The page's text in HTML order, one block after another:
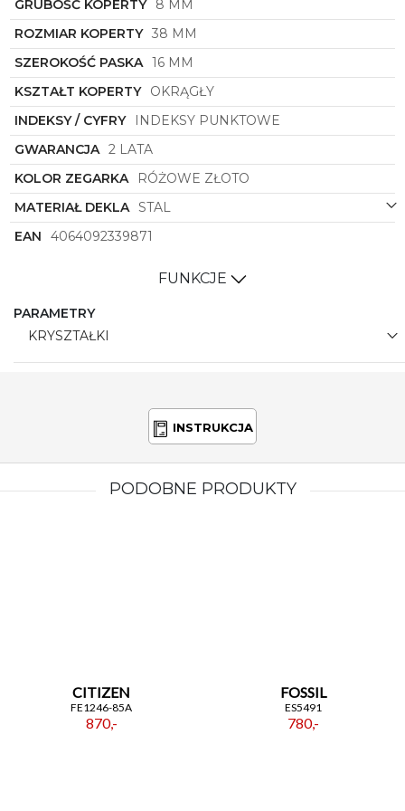
ale również doskonałym elementem biżuterii, który
subtelnie podkreśli Twoją osobowość i indywidualny
styl.
GRUBOŚĆ KOPERTY 8 MM
ROZMIAR KOPERTY 38 MM
SZEROKOŚĆ PASKA 16 MM
KSZTAŁT KOPERTY OKRĄGŁY
INDEKSY / CYFRY
INDEKSY PUNKTOWE
GWARANCJA 2 LATA
KOLOR ZEGARKA
RÓŻOWE ZŁOTO
MATERIAŁ DEKLA STAL
EAN
4064092339871
FUNKCJE
PARAMETRY
KRYSZTAŁKI
INSTRUKCJA
PODOBNE PRODUKTY
CITIZEN
FE1246-85A
870,-
FOSSIL
ES5491
780,-